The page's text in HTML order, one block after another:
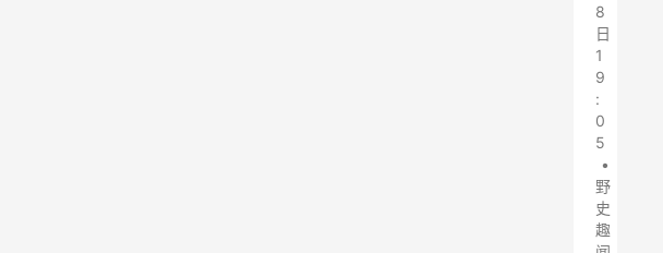
8
日
1
9
:
0
5
•
野
史
趣